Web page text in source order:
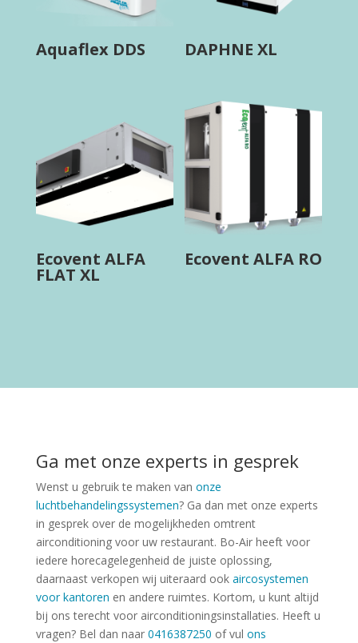
Aquaflex DDS DAPHNE XL
Ecovent ALFA
FLAT XL
Ecovent ALFA RO
Ga met onze experts in gesprek
Wenst u gebruik te maken van onze
luchtbehandelingssystemen? Ga dan met onze experts
in gesprek over de mogelijkheden omtrent
airconditioning voor uw restaurant. Bo-Air heeft voor
iedere horecagelegenheid de juiste oplossing,
daarnaast verkopen wij uiteraard ook aircosystemen
voor kantoren en andere ruimtes. Kortom, u kunt altijd
bij ons terecht voor airconditioningsinstallaties. Heeft u
vragen? Bel dan naar 0416387250 of vul ons